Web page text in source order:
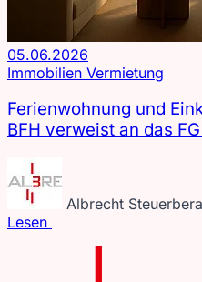
05.06.2026
Immobilien Vermietung
Ferienwohnung und
BFH verweist an das
Albrecht
Lesen